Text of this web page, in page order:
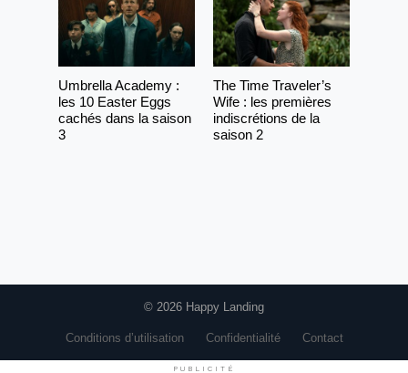
Umbrella Academy :
les 10 Easter Eggs
cachés dans la saison
3
The Time Traveler’s
Wife : les premières
indiscrétions de la
saison 2
© 2026 Happy Landing
Conditions d’utilisation Confidentialité Contact
PUBLICITÉ